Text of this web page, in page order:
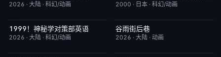
2026 · 大陆 · 科幻/动画 2000 · 日本 · 科幻/动画
更新至第3集 10.0
1999！神秘学对策部英语
2026 · 大陆 · 科幻/动画
更新至第4集
谷雨街后巷
2026 · 大陆 · 动画